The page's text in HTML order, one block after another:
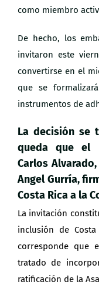
como miembro
De hecho, los
invitaron este
convertirse en el
que se
instrumentos de
La decisión se
quedaque el
Carlos
Angel Gurría,
Costa Rica a la
La invitación
inclusión de
corresponde que
tratado de
ratificación de la